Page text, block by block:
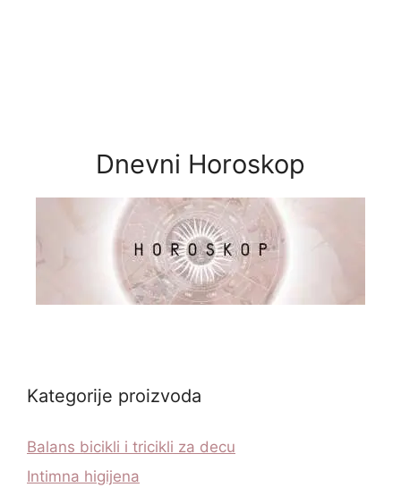
Dnevni Horoskop
Kategorije proizvoda
Balans bicikli i tricikli za decu
Intimna higijena